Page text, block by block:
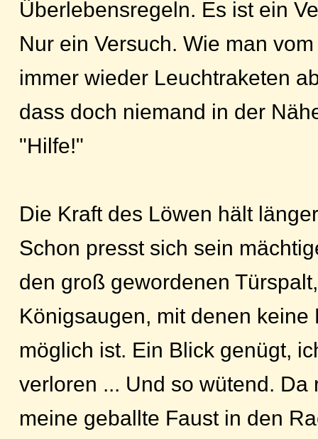
Überlebensregeln. Es ist ein
Nur ein Versuch. Wie man
immer wieder Leuchtraketen
dass doch niemand in der
"Hilfe!"
Die Kraft des Löwen hält
Schon presst sich sein
den groß gewordenen
Königsaugen, mit denen keine
möglich ist. Ein Blick genügt,
verloren ... Und so wütend. Da
meine geballte Faust in den